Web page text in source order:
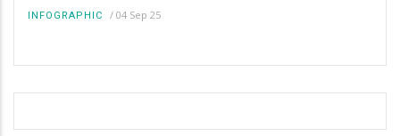
INFOGRAPHIC / 04 Sep 25